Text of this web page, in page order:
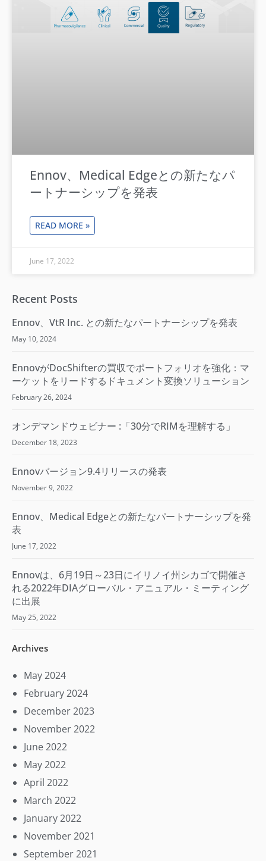
Ennov、Medical Edgeとの新たなパ
ートナーシップを発表
READ MORE »
June 17, 2022
Recent Posts
Ennov、VtR Inc. との新たなパートナーシップを発表
May 10, 2024
EnnovがDocShifterの買収でポートフォリオを強化：マ
ーケットをリードするドキュメント変換ソリューション
February 26, 2024
オンデマンドウェビナー :「30分でRIMを理解する​」
December 18, 2023
Ennovバージョン9.4リリースの発表
November 9, 2022
Ennov、Medical Edgeとの新たなパートナーシップを発
表
June 17, 2022
Ennovは、6月19日～23日にイリノイ州シカゴで開催さ
れる2022年DIAグローバル・アニュアル・ミーティング
に出展
May 25, 2022
Archives
May 2024
February 2024
December 2023
November 2022
June 2022
May 2022
April 2022
March 2022
January 2022
November 2021
September 2021